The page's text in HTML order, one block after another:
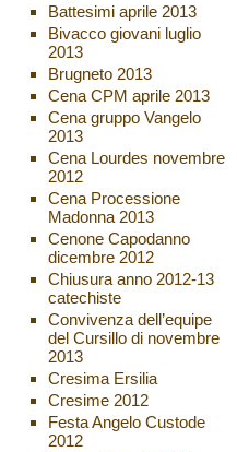
Battesimi aprile 2013
Bivacco giovani luglio
2013
Brugneto 2013
Cena CPM aprile 2013
Cena gruppo Vangelo
2013
Cena Lourdes novembre
2012
Cena Processione
Madonna 2013
Cenone Capodanno
dicembre 2012
Chiusura anno 2012-13
catechiste
Convivenza dell’equipe
del Cursillo di novembre
2013
Cresima Ersilia
Cresime 2012
Festa Angelo Custode
2012